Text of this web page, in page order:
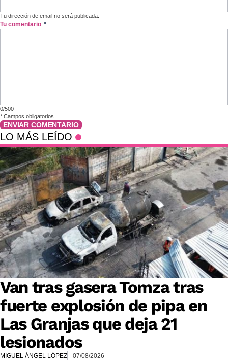
Tu dirección de email no será publicada.
Tu comentario *
0/500
* Campos obligatorios
ENVIAR COMENTARIO
LO MÁS LEÍDO
Van tras gasera Tomza tras
fuerte explosión de pipa en
Las Granjas que deja 21
lesionados
MIGUEL ÁNGEL LÓPEZ 07/08/2026